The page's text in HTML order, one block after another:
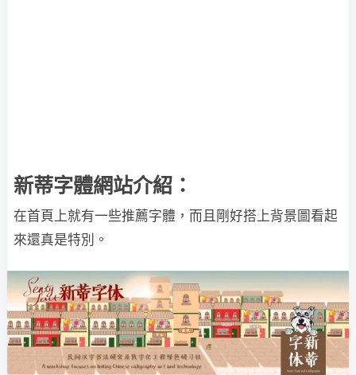
新蒂字體網站介紹：
在首頁上就有一些推薦字體，而且剛好搭上背景圖看起
來還真是特別。